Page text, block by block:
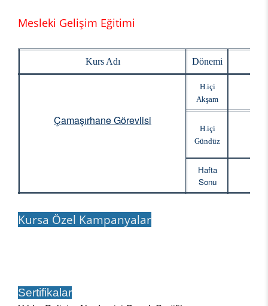
Mesleki Gelişim Eğitimi
Kurs Adı Dönemi
Çamaşırhane Görevlisi
H.içi
Akşam
H.içi
Gündüz
Hafta
Sonu
Kursa Özel Kampanyalar
Sertifikalar